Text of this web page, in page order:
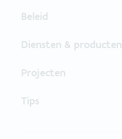
Beleid
Diensten & producten
Projecten
Tips